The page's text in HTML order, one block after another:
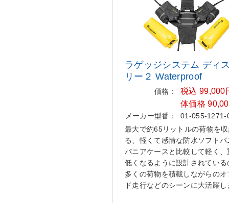
ラゲッジシステム ディ
リー ２ Waterproof
価格：
税込 99,000
体価格
メーカー型番：
01-055-1271-
最大で約65リットルの荷物を
る、軽くて感情な防水ソフトパ
パニアケースと比較して軽く、
低くなるように設計されている
多くの荷物を積載しながらのオ
ド走行などのシーンに大活躍